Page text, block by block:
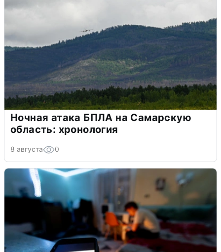
Ночная атака БПЛА на Самарскую
область: хронология
8 августа 0